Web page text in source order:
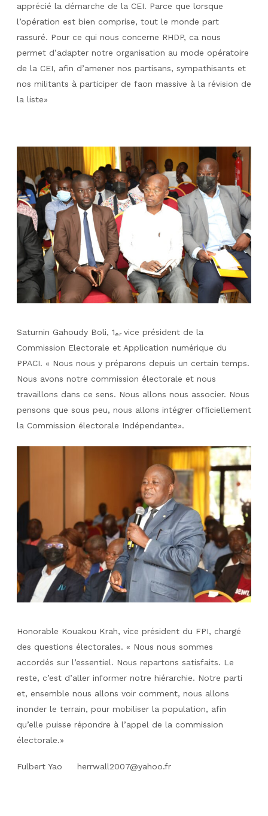
apprécié la démarche de la CEI. Parce que lorsque
l’opération est bien comprise, tout le monde part
rassuré. Pour ce qui nous concerne RHDP, ca nous
permet d’adapter notre organisation au mode opératoire
de la CEI, afin d’amener nos partisans, sympathisants et
nos militants à participer de faon massive à la révision de
la liste»
Saturnin Gahoudy Boli, 1er vice président de la
Commission Electorale et Application numérique du
PPACI. « Nous nous y préparons depuis un certain temps.
Nous avons notre commission électorale et nous
travaillons dans ce sens. Nous allons nous associer. Nous
pensons que sous peu, nous allons intégrer officiellement
la Commission électorale Indépendante».
Honorable Kouakou Krah, vice président du FPI, chargé
des questions électorales. « Nous nous sommes
accordés sur l’essentiel. Nous repartons satisfaits. Le
reste, c’est d’aller informer notre hiérarchie. Notre parti
et, ensemble nous allons voir comment, nous allons
inonder le terrain, pour mobiliser la population, afin
qu’elle puisse répondre à l’appel de la commission
électorale.»
Fulbert Yao herrwall2007@yahoo.fr